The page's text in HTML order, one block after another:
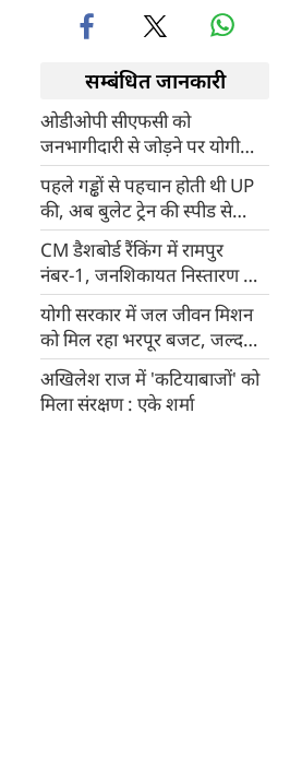
सम्बंधित जानकारी
ओडीओपी सीएफसी को
जनभागीदारी से जोड़ने पर योगी
सरकार का जोर
पहले गड्ढों से पहचान होती थी UP
की, अब बुलेट ट्रेन की स्पीड से
बढ़ेगा प्रदेश, CII Annual
Business Summit 2026 में
CM योगी
CM डैशबोर्ड रैंकिंग में रामपुर
नंबर-1, जनशिकायत निस्तारण और
फीडबैक में पूरे यूपी में अव्वल
योगी सरकार में जल जीवन मिशन
को मिल रहा भरपूर बजट, जल्द
पूरा होगा लक्ष्य
अखिलेश राज में 'कटियाबाजों' को
मिला संरक्षण : एके शर्मा